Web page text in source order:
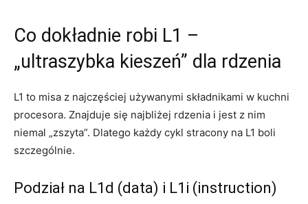
Co dokładnie robi L1 –
„ultraszybka kieszeń” dla rdzenia
L1 to misa z najczęściej używanymi składnikami w kuchni
procesora. Znajduje się najbliżej rdzenia i jest z nim
niemal „zszyta”. Dlatego każdy cykl stracony na L1 boli
szczególnie.
Podział na L1d (data) i L1i (instruction)